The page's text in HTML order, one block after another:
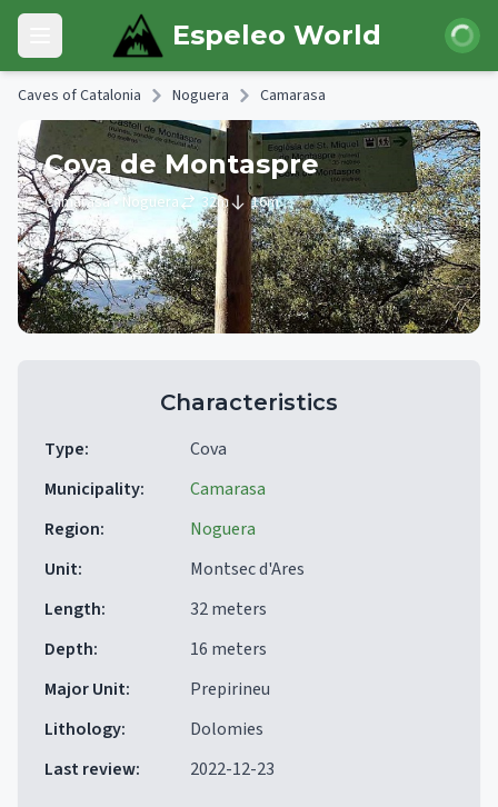
Skip to main content
Open main menu Espeleo World Login
Caves of Catalonia Noguera Camarasa
Cova de Montaspre
Camarasa• Noguera 32m 16m
Characteristics
Type:
Cova
Municipality:
Camarasa
Region:
Noguera
Unit:
Montsec d'Ares
Length:
32 meters
Depth:
16 meters
Major Unit:
Prepirineu
Lithology:
Dolomies
Last review: 2022-12-23